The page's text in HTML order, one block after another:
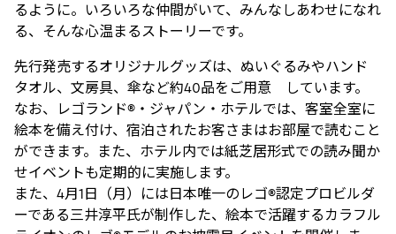
るように。いろいろな仲間がいて、みんなしあわせになれ
る、そんな心温まるストーリーです。
先行発売するオリジナルグッズは、ぬいぐるみやハンド
タオル、文房具、傘など約40品をご用意 しています。
なお、レゴランド®・ジャパン・ホテルでは、客室全室に
絵本を備え付け、宿泊されたお客さまはお部屋で読むこと
ができます。また、ホテル内では紙芝居形式での読み聞か
せイベントも定期的に実施します。
また、4月1日（月）には日本唯一のレゴ®認定プロビルダ
ーである三井淳平氏が制作した、絵本で活躍するカラフル